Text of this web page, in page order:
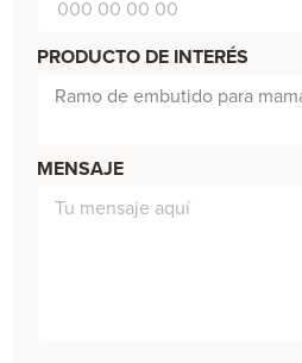
PRODUCTO DE INTERÉS
MENSAJE